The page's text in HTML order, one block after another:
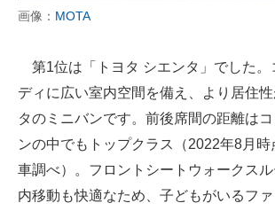
画像： MOTA
第1位は「トヨタ シエンタ」でした。
ディに広い室内空間を備え、より居住
タのミニバンです。前後席間の距離は
ンの中でもトップクラス（2022年8月時
車調べ）。フロントシートウォークス
内移動も快適なため、子どもがいるフ